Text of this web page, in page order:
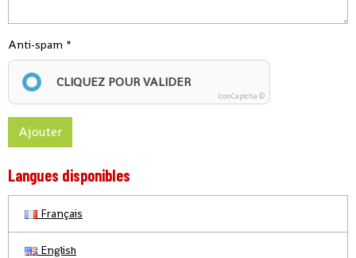
Anti-spam
CLIQUEZ POUR VALIDER
IconCaptcha ©
Ajouter
Langues disponibles
Français
English